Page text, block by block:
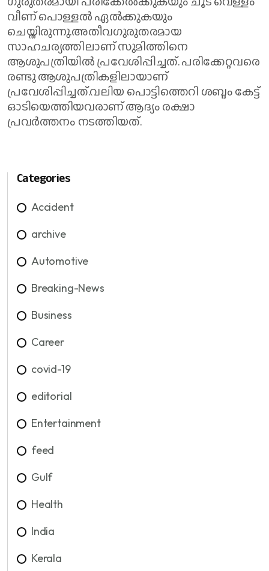
വീണ് പൊള്ളല്‍ ഏല്‍ക്കുകയും
ചെയ്തിരുന്നു.അതീവഗുരുതരമായ
സാഹചര്യത്തിലാണ് സുമിത്തിനെ
ആശുപത്രിയില്‍ പ്രവേശിപ്പിച്ചത്. പരിക്കേറ്റവരെ
രണ്ടു ആശുപത്രികളിലായാണ്
പ്രവേശിപ്പിച്ചത്.വലിയ പൊട്ടിത്തെറി ശബ്ദം കേട്ട്
ഓടിയെത്തിയവരാണ് ആദ്യം രക്ഷാ
പ്രവര്‍ത്തനം നടത്തിയത്.
Categories
Accident
archive
Automotive
Breaking-News
Business
Career
covid-19
editorial
Entertainment
feed
Gulf
Health
India
Kerala